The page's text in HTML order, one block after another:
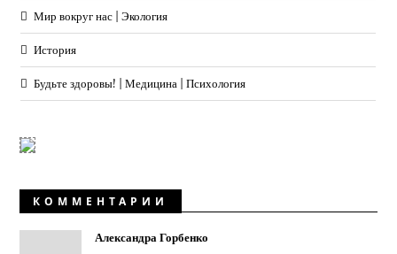
Мир вокруг нас | Экология
История
Будьте здоровы! | Медицина | Психология
КОММЕНТАРИИ
Александра Горбенко